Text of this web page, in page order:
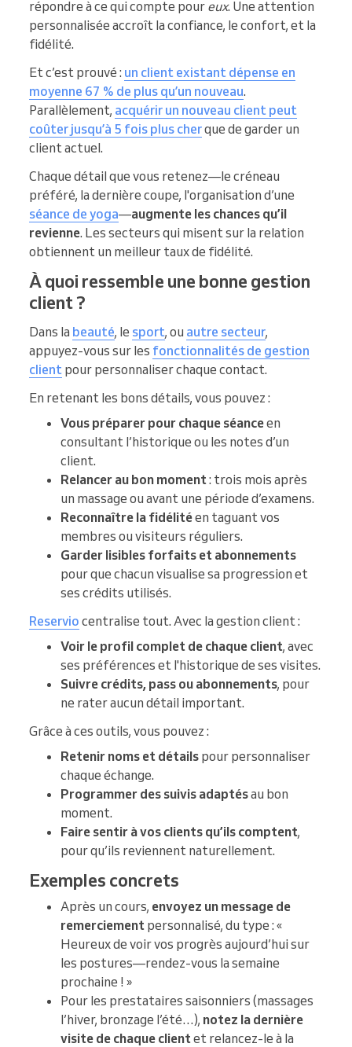
répondre à ce qui compte pour eux. Une attention
personnalisée accroît la confiance, le confort, et la
fidélité.
Et c’est prouvé : un client existant dépense en
moyenne 67 % de plus qu’un nouveau.
Parallèlement, acquérir un nouveau client peut
coûter jusqu’à 5 fois plus cherque de garder un
client actuel.
Chaque détail que vous retenez—le créneau
préféré, la dernière coupe, l'organisation d’une
séance de yoga—augmente les chances qu’il
revienne. Les secteurs qui misent sur la relation
obtiennent un meilleur taux de fidélité.
À quoi ressemble une bonne gestion
client ?
Dans la beauté, le sport, ou autre secteur,
appuyez-vous sur les fonctionnalités de gestion
client pour personnaliser chaque contact.
En retenant les bons détails, vous pouvez :
Vous préparer pour chaque séanceen
consultant l’historique ou les notes d’un
client.
Relancer au bon moment : trois mois après
un massage ou avant une période d’examens.
Reconnaître la fidélitéen taguant vos
membres ou visiteurs réguliers.
Garder lisibles forfaits et abonnements
pour que chacun visualise sa progression et
ses crédits utilisés.
Reservio centralise tout. Avec la gestion client :
Voir le profil complet de chaque client, avec
ses préférences et l'historique de ses visites.
Suivre crédits, pass ou abonnements, pour
ne rater aucun détail important.
Grâce à ces outils, vous pouvez :
Retenir noms et détails pour personnaliser
chaque échange.
Programmer des suivis adaptésau bon
moment.
Faire sentir à vos clients qu’ils comptent,
pour qu’ils reviennent naturellement.
Exemples concrets
Après un cours, envoyez un message de
remerciement personnalisé, du type : «
Heureux de voir vos progrès aujourd’hui sur
les postures—rendez-vous la semaine
prochaine ! »
Pour les prestataires saisonniers (massages
l’hiver, bronzage l’été…), notez la dernière
visite de chaque client et relancez-le à la